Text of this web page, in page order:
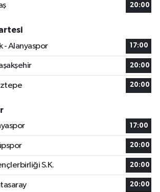
20:00
- Alanyaspor
17:00
20:00
20:00
17:00
20:00
S.K. 20:00
20:00